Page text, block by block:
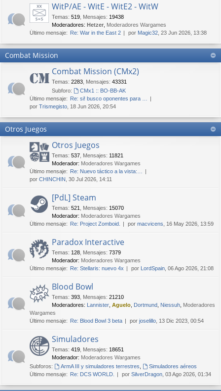
WitP/AE - WitE - WitE2 - WitW
Temas: 519 Mensajes: 19438
Moderadores: Hetzer Moderadores Wargames
Último mensaje: Re: War in the East 2 por Magic32 , 23 Jun 2026, 13:38
Combat Mission
Combat Mission (CMx2)
Temas: 2283 Mensajes: 43331
Subforo:
CMx1 :: BO-BB-AK
Último mensaje: Re: si! busco oponentes para …
por Trismegisto , 18 Jun 2026, 20:54
Otros Juegos
Otros Juegos
Temas: 537 Mensajes: 11821
Moderador: Moderadores Wargames
Último mensaje: Re: Nuevo táctico a la vista:…
por CHINCHIN , 30 Jul 2026, 14:11
[PdL] Steam
Temas: 521 Mensajes: 15070
Moderador: Moderadores Wargames
Último mensaje: Re: Project Zomboid. por macvicens , 16 May 2026, 13:59
Paradox Interactive
Temas: 128 Mensajes: 7379
Moderador: Moderadores Wargames
Último mensaje: Re: Stellaris: nuevo 4x por LordSpain , 06 Ago 2026, 21:08
Blood Bowl
Temas: 393 Mensajes: 21210
Moderadores: Lannister Aguelo Dortmund Niessuh Moderadores
Wargames
Último mensaje: Re: Blood Bowl 3 beta por joselillo , 13 Dic 2023, 00:54
Simuladores
Temas: 419 Mensajes: 18651
Moderador: Moderadores Wargames
Subforos:
ArmA III y simuladores terrestres
Simuladores aéreos
Último mensaje: Re: DCS WORLD. por SilverDragon , 03 Ago 2026, 01:34